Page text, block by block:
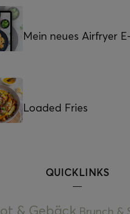
Mein neues Airfryer
Loaded Fries
QUICKLINKS
& Gebäck